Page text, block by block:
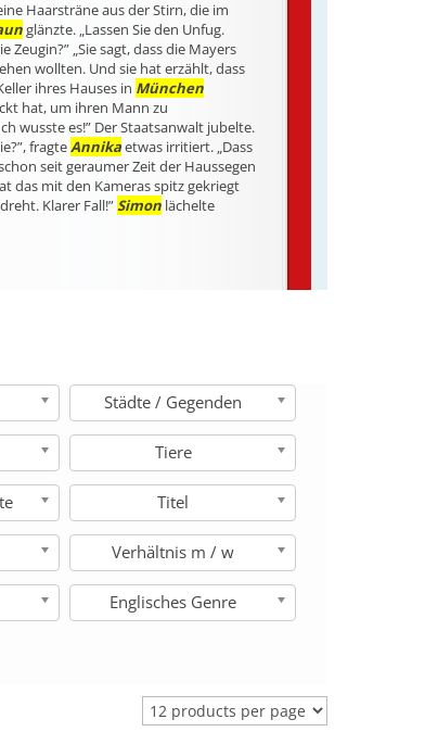
Haarsträne aus der Stirn, die im
glänzte. „Lassen Sie den Unfug.
Zeugin?” „Sie sagt, dass die Mayers
wollten. Und sie hat erzählt, dass
ihres Hauses in München
hat, um ihren Mann zu
wusste es!” Der Staatsanwalt jubelte.
fragteAnnikaetwas irritiert. „Dass
seit geraumer Zeit der Haussegen
das mit den Kameras spitz gekriegt
Klarer Fall!”Simonlächelte
Städte / Gegenden
Tiere
Titel
Verhältnis m / w
Englisches Genre